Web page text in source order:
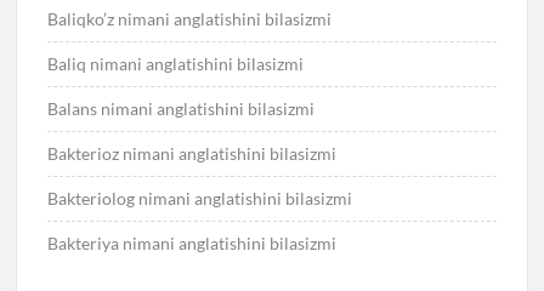
Baliqko’z nimani anglatishini bilasizmi
Baliq nimani anglatishini bilasizmi
Balans nimani anglatishini bilasizmi
Bakterioz nimani anglatishini bilasizmi
Bakteriolog nimani anglatishini bilasizmi
Bakteriya nimani anglatishini bilasizmi